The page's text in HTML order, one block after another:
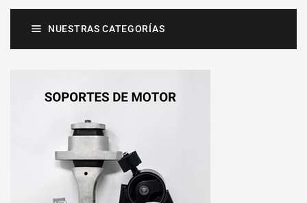
NUESTRAS CATEGORÍAS